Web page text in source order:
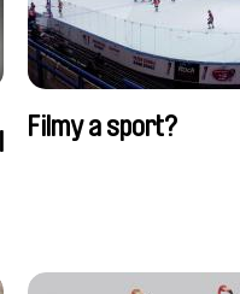
Filmy a sport?